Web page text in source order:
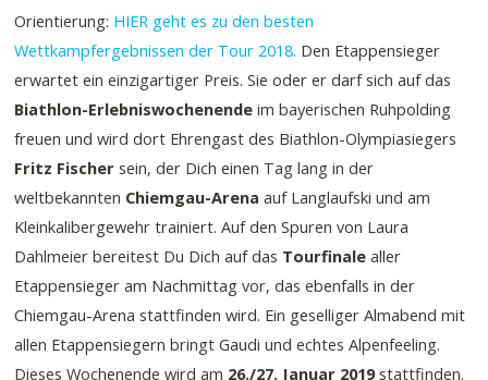
Orientierung: HIER geht es zu den besten
Wettkampfergebnissen der Tour 2018. Den Etappensieger
erwartet ein einzigartiger Preis. Sie oder er darf sich auf das
Biathlon-Erlebniswochenende im bayerischen Ruhpolding
freuen und wird dort Ehrengast des Biathlon-Olympiasiegers
Fritz Fischer sein, der Dich einen Tag lang in der
weltbekannten Chiemgau-Arena auf Langlaufski und am
Kleinkalibergewehr trainiert. Auf den Spuren von Laura
Dahlmeier bereitest Du Dich auf das Tourfinale aller
Etappensieger am Nachmittag vor, das ebenfalls in der
Chiemgau-Arena stattfinden wird. Ein geselliger Almabend mit
allen Etappensiegern bringt Gaudi und echtes Alpenfeeling.
Dieses Wochenende wird am 26./27. Januar 2019stattfinden.